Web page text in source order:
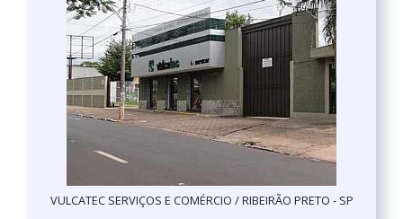
VULCATEC SERVIÇOS E COMÉRCIO / RIBEIRÃO PRETO - SP